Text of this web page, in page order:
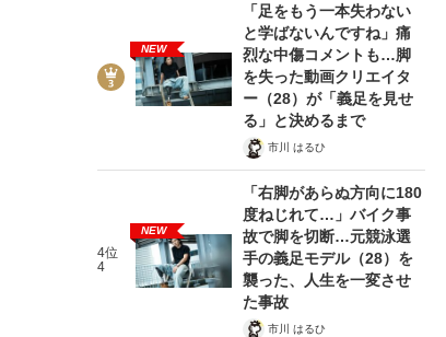
NEW
「足をもう一本失わない
と学ばないんですね」痛
烈な中傷コメントも…脚
を失った動画クリエイタ
ー（28）が「義足を見せ
る」と決めるまで
市川 はるひ
4位
4
NEW
「右脚があらぬ方向に180
度ねじれて…」バイク事
故で脚を切断…元競泳選
手の義足モデル（28）を
襲った、人生を一変させ
た事故
市川 はるひ